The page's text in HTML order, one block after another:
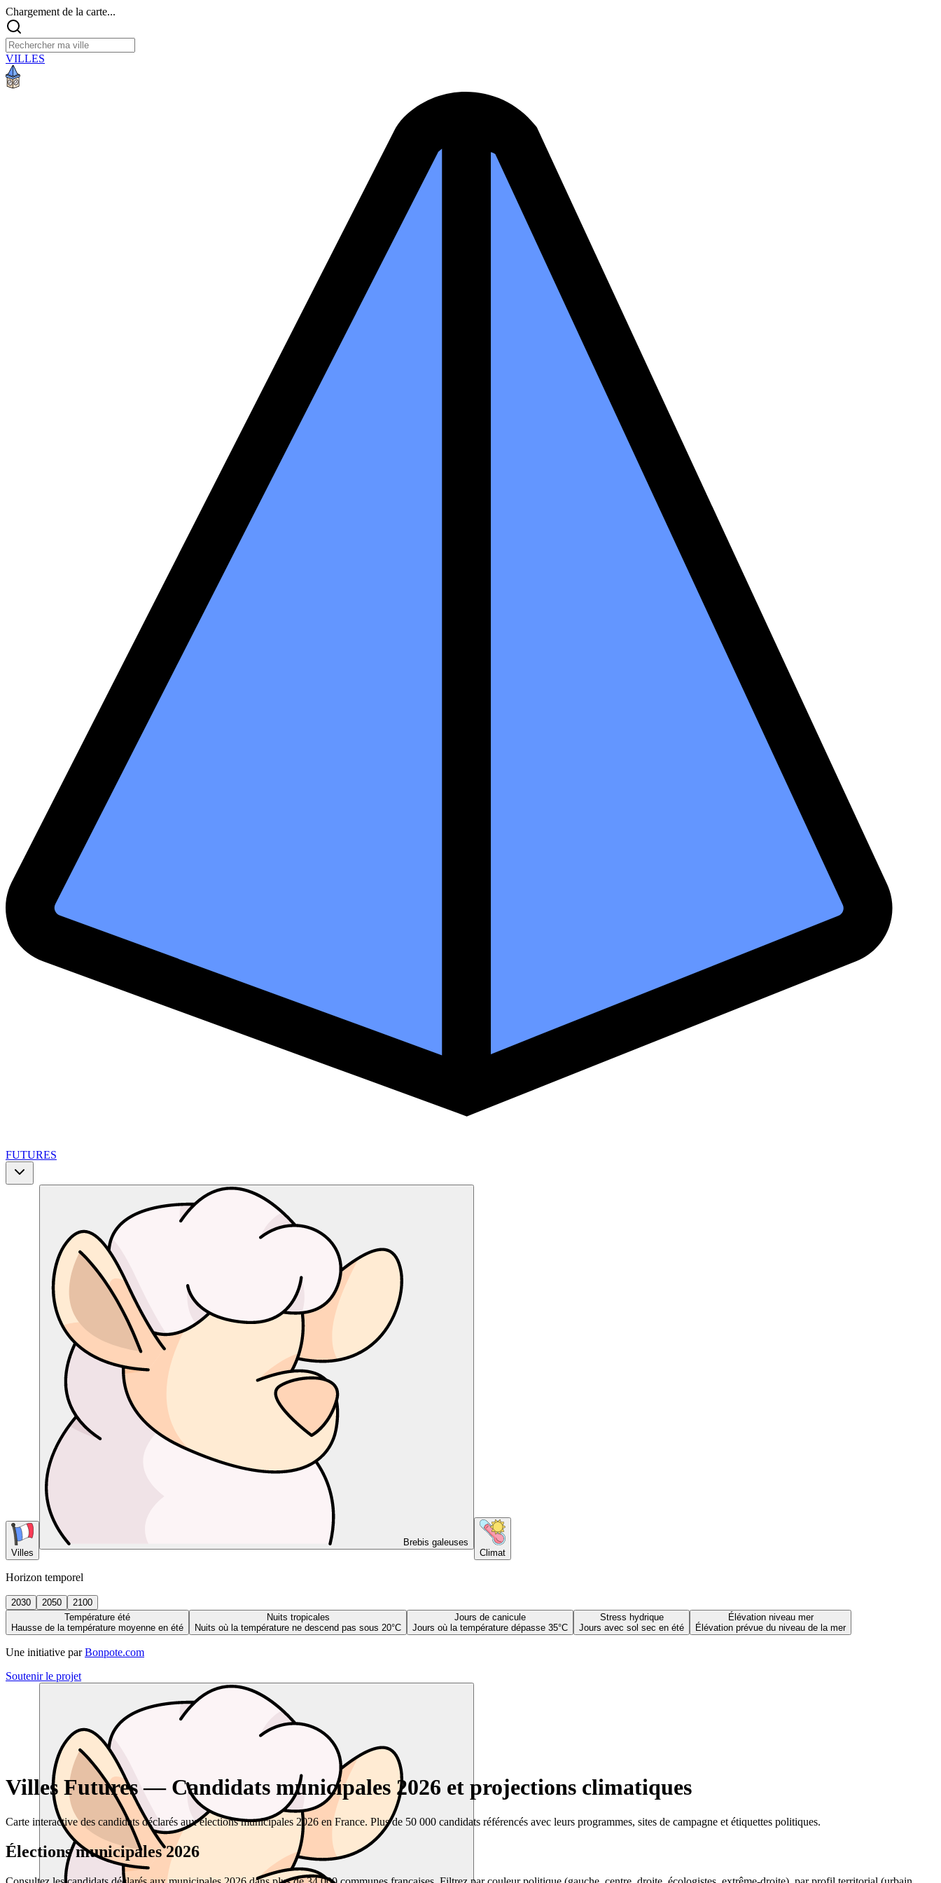
Chargement de la carte...
VILLES
FUTURES
Villes
Brebis galeuses
Climat
Horizon temporel
2030 2050
2100
Température été
Hausse de la température moyenne en été
Nuits tropicales
Nuits où la température ne descend pas sous 20°C
Jours de canicule
Jours où la température dépasse 35°C
Stress hydrique
Jours avec sol sec en été
Élévation niveau mer
Élévation prévue du niveau de la mer
Une initiative par Bonpote.com
Soutenir le projet
Villes Futures — Candidats municipales 2026 et projections climatiques
Carte interactive des candidats déclarés aux élections municipales 2026 en France. Plus de 50 000 candidats référencés avec leurs programmes, sites de campagne et étiquettes politiques.
Élections municipales 2026